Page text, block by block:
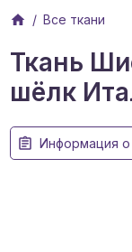
Все ткани
Ткань
шёлк
Информация о